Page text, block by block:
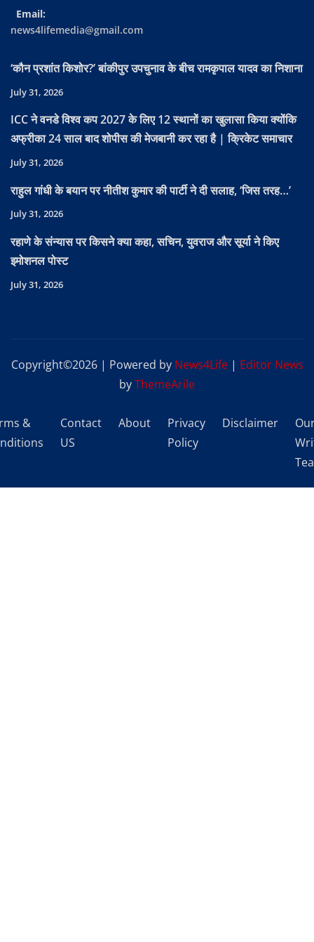
Email:
news4lifemedia@gmail.com
‘कौन प्रशांत किशोर?’ बांकीपुर उपचुनाव के बीच रामकृपाल यादव का निशाना
July 31, 2026
ICC ने वनडे विश्व कप 2027 के लिए 12 स्थानों का खुलासा किया क्योंकि
अफ्रीका 24 साल बाद शोपीस की मेजबानी कर रहा है | क्रिकेट समाचार
July 31, 2026
राहुल गांधी के बयान पर नीतीश कुमार की पार्टी ने दी सलाह, ‘जिस तरह…’
July 31, 2026
रहाणे के संन्यास पर किसने क्या कहा, सचिन, युवराज और सूर्या ने किए
इमोशनल पोस्ट
July 31, 2026
Copyright©2026 | Powered by News4Life | Editor News
byThemeArile
&
Contact
US
About
Privacy
Policy
Disclaimer